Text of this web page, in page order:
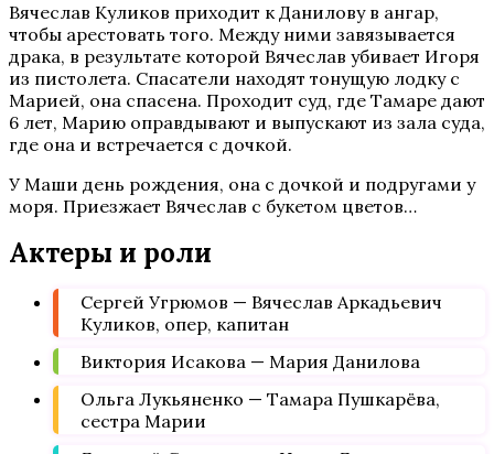
Вячеслав Куликов приходит к Данилову в ангар,
чтобы арестовать того. Между ними завязывается
драка, в результате которой Вячеслав убивает Игоря
из пистолета. Спасатели находят тонущую лодку с
Марией, она спасена. Проходит суд, где Тамаре дают
6 лет, Марию оправдывают и выпускают из зала суда,
где она и встречается с дочкой.
У Маши день рождения, она с дочкой и подругами у
моря. Приезжает Вячеслав с букетом цветов…
Актеры и роли
Сергей Угрюмов — Вячеслав Аркадьевич
Куликов, опер, капитан
Виктория Исакова — Мария Данилова
Ольга Лукьяненко — Тамара Пушкарёва,
сестра Марии